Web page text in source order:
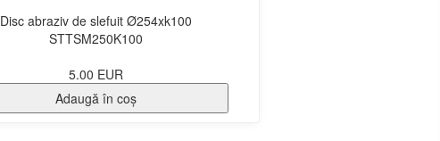
Disc abraziv de slefuit Ø254xk100
STTSM250K100
5.00 EUR
Adaugă în coş